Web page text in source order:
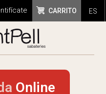
ES
CARRITO
Online